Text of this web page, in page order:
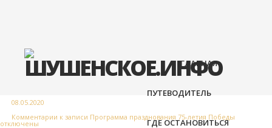
ГЛАВНАЯ
ПУТЕВОДИТЕЛЬ
ГДЕ ОСТАНОВИТЬСЯ
08.05.2020
Комментарии к записи Программа празднования 75-летия Победы
отключены